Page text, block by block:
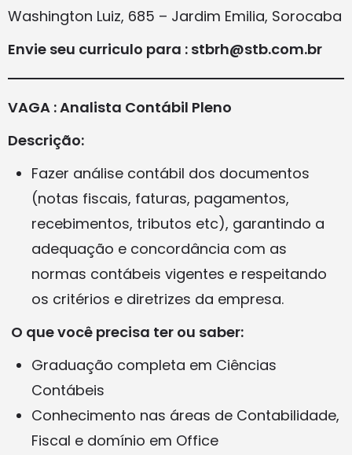
Washington Luiz, 685 – Jardim Emilia, Sorocaba
Envie seu curriculo para : stbrh@stb.com.br
VAGA : Analista Contábil Pleno
Descrição:
Fazer análise contábil dos documentos
(notas fiscais, faturas, pagamentos,
recebimentos, tributos etc), garantindo a
adequação e concordância com as
normas contábeis vigentes e respeitando
os critérios e diretrizes da empresa.
O que você precisa ter ou saber:
Graduação completa em Ciências
Contábeis
Conhecimento nas áreas de Contabilidade,
Fiscal e domínio em Office